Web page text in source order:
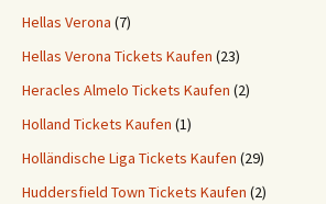
Hellas Verona (7)
Hellas Verona Tickets Kaufen (23)
Heracles Almelo Tickets Kaufen (2)
Holland Tickets Kaufen (1)
Holländische Liga Tickets Kaufen (29)
Huddersfield Town Tickets Kaufen (2)